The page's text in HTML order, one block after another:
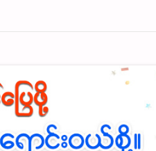
ပြင်းနဲ့ ဆံပင်ကို အမြန်ခြောက်စ
းရာမှာ ပိုမိုတိကျစေမယ့် လေစုခေ
က်ကိုင်ရတာ ကျစ်လျစ်လို့ အိမ်မှာပဲ